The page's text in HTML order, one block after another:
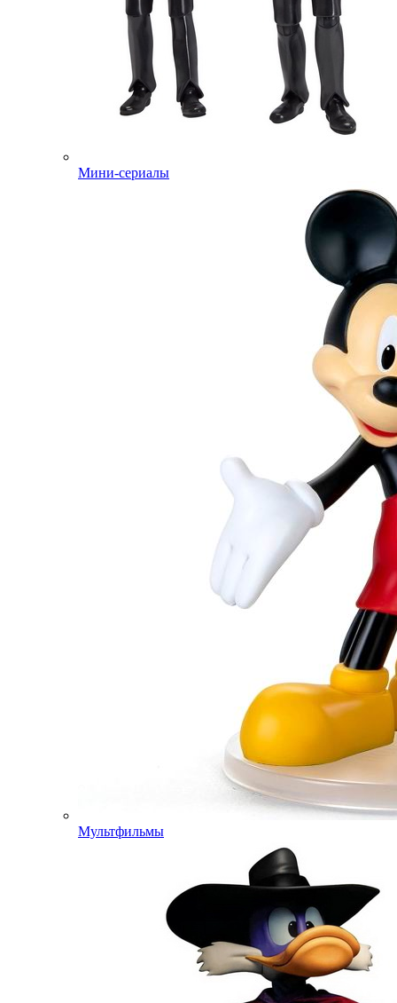
Мини-сериалы
Мультфильмы